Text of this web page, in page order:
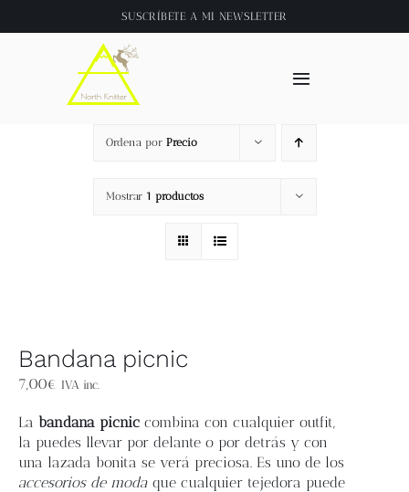
al
SUSCRÍBETE A MI NEWSLETTER
Toggle
Inicio
About
Tienda
Videos
Contacto
Ordena por Precio
Mostrar 1 productos
Bandana picnic
7,00€ IVA inc.
La bandana picnic combina con cualquier outfit,
la puedes llevar por delante o por detrás y con
una lazada bonita se verá preciosa. Es uno de los
accesorios de moda que cualquier tejedora puede